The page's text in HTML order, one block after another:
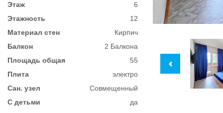
Этаж
6
Этажность
12
Материал стен
Кирпич
Балкон
2 Балкона
Площадь общая
55
Плита
электро
Сан. узел
Совмещенный
С детьми
да